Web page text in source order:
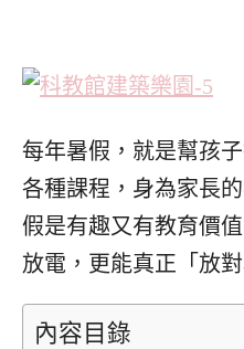
每年暑假，就是幫孩
各種課程，身為家長
假是有趣又有教育價
放電，更能真正「放對
內容目錄